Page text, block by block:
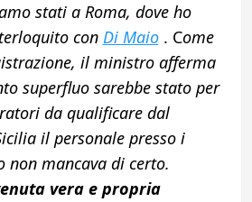
stati a Roma, dove ho
con Di Maio . Come
il ministro afferma
superfluo sarebbe stato per
da qualificare dal
il personale presso i
non mancava di certo.
vera e propria